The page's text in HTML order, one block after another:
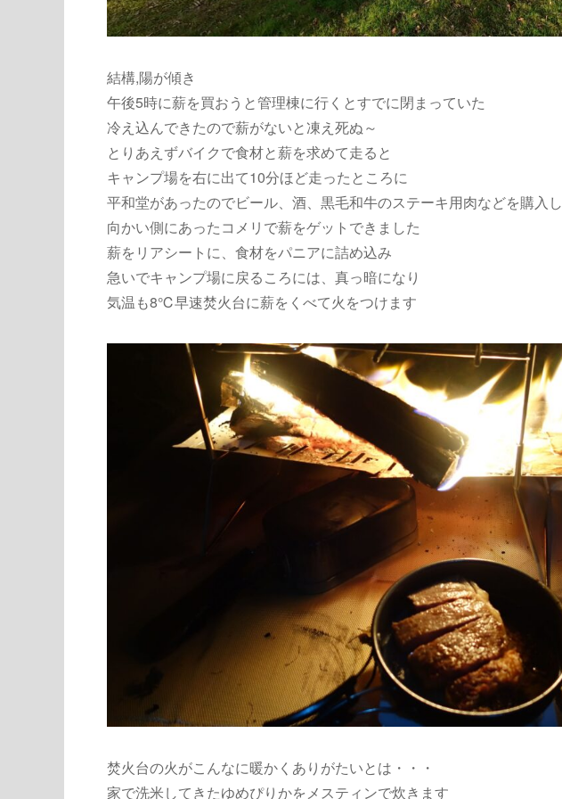
結構,陽が傾き
午後5時に薪を買おうと管理棟に行くとすでに閉まっていた
冷え込んできたので薪がないと凍え死ぬ～
とりあえずバイクで食材と薪を求めて走ると
キャンプ場を右に出て10分ほど走ったところに
平和堂があったのでビール、酒、黒毛和牛のステーキ用肉などを購入し
向かい側にあったコメリで薪をゲットできました
薪をリアシートに、食材をパニアに詰め込み
急いでキャンプ場に戻るころには、真っ暗になり
気温も8℃早速焚火台に薪をくべて火をつけます
焚火台の火がこんなに暖かくありがたいとは・・・
家で洗米してきたゆめぴりかをメスティンで炊きます